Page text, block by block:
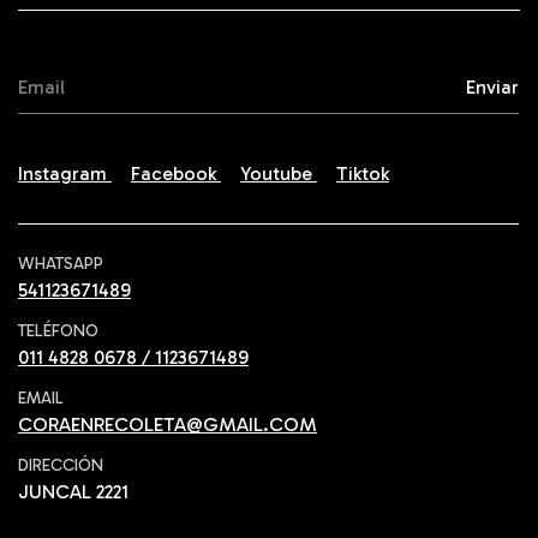
Instagram Facebook Youtube Tiktok
WHATSAPP
541123671489
TELÉFONO
011 4828 0678 / 1123671489
EMAIL
CORAENRECOLETA@GMAIL.COM
DIRECCIÓN
JUNCAL 2221